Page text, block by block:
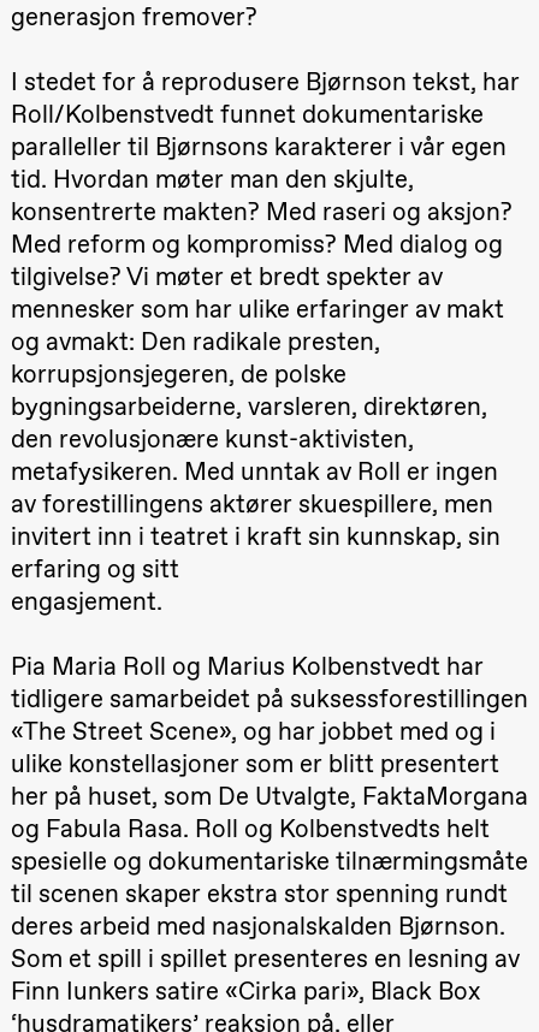
19.00
Rosalind
Goldberg
Saturation
Store scene
(Black Box
teater)
Torsdag 1. oktober
19.00
Lucy &
Lucky:
Josephine
Kylén Collins
& Lærke
Grøntved
Lucky show
Lille scene
(Black Box
teater)
Fredag 2. oktober
Lucy &
Lucky:
Josephine
Kylén Collins
& Lærke
Grøntved
Lucy &
(Black Box
teater)
Lørdag 3. oktober
19.00
Lucy &
Lucky:
Josephine
Kylén Collins
& Lærke
Grøntved
Lucky show
Lille scene
(Black Box
teater)
Søndag 4. oktober
generasjon fremover?
I stedet for å reprodusere Bjørnson tekst, har
Roll/Kolbenstvedt funnet dokumentariske
paralleller til Bjørnsons karakterer i vår egen
tid. Hvordan møter man den skjulte,
konsentrerte makten? Med raseri og aksjon?
Med reform og kompromiss? Med dialog og
tilgivelse? Vi møter et bredt spekter av
mennesker som har ulike erfaringer av makt
og avmakt: Den radikale presten,
korrupsjonsjegeren, de polske
bygningsarbeiderne, varsleren, direktøren,
den revolusjonære kunst-aktivisten,
metafysikeren. Med unntak av Roll er ingen
av forestillingens aktører skuespillere, men
invitert inn i teatret i kraft sin kunnskap, sin
erfaring og sitt
engasjement.
Pia Maria Roll og Marius Kolbenstvedt har
tidligere samarbeidet på suksessforestillingen
«The Street Scene», og har jobbet med og i
ulike konstellasjoner som er blitt presentert
her på huset, som De Utvalgte, FaktaMorgana
og Fabula Rasa. Roll og Kolbenstvedts helt
spesielle og dokumentariske tilnærmingsmåte
til scenen skaper ekstra stor spenning rundt
deres arbeid med nasjonalskalden Bjørnson.
Som et spill i spillet presenteres en lesning av
Finn Iunkers satire «Cirka pari», Black Box
‘husdramatikers’ reaksjon på, eller